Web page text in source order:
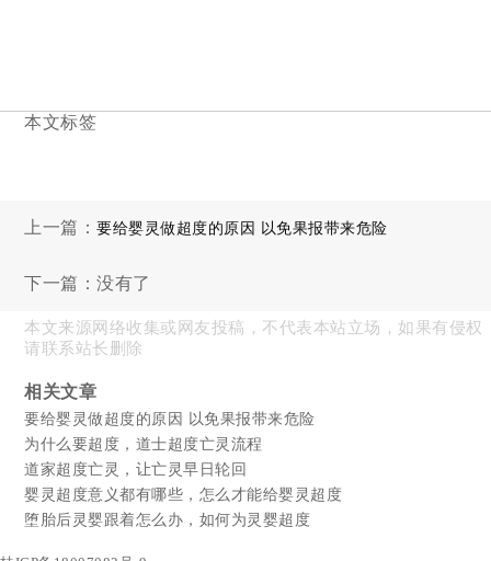
本文标签
上一篇：要给婴灵做超度的原因 以免果报带来危险
下一篇：没有了
本文来源网络收集或网友投稿，不代表本站立场，如果有侵权
请联系站长删除
相关文章
要给婴灵做超度的原因 以免果报带来危险
为什么要超度，道士超度亡灵流程
道家超度亡灵，让亡灵早日轮回
婴灵超度意义都有哪些，怎么才能给婴灵超度
堕胎后灵婴跟着怎么办，如何为灵婴超度